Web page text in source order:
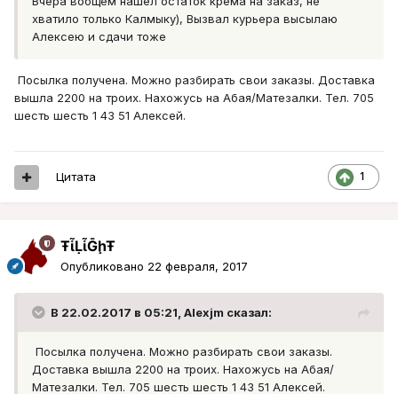
хватило только Калмыку), Вызвал курьера высылаю
Алексею и сдачи тоже
Посылка получена. Можно разбирать свои заказы. Доставка
вышла 2200 на троих. Нахожусь на Абая/Матезалки. Тел. 705
шесть шесть 1 43 51 Алексей.
1
Цитата
ŦᾡἷḶἷḠḩŦ
Опубликовано 22 февраля, 2017
В 22.02.2017 в 05:21, Alexjm сказал:
Посылка получена. Можно разбирать свои заказы.
Доставка вышла 2200 на троих. Нахожусь на Абая/
Матезалки. Тел. 705 шесть шесть 1 43 51 Алексей.